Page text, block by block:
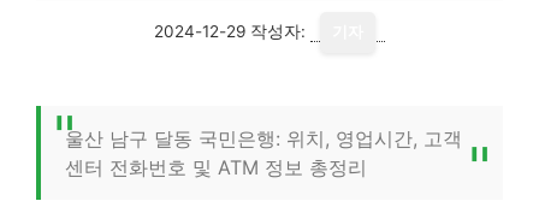
2024-12-29 작성자:
울산 남구 달동 국민은행: 위치, 영업시간, 고객
센터 전화번호 및 ATM 정보 총정리